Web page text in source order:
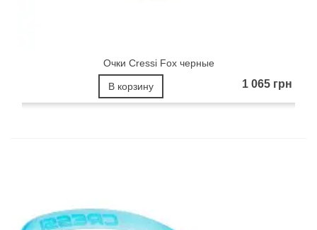
Очки Cressi Fox черные
1 065 грн
В корзину